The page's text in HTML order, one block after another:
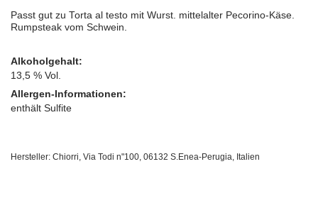
Passt gut zu Torta al testo mit Wurst. mittelalter Pecorino-Käse.
Rumpsteak vom Schwein.
Alkoholgehalt:
13,5 % Vol.
Allergen-Informationen:
enthält Sulfite
Hersteller: Chiorri, Via Todi n"100, 06132 S.Enea-Perugia, Italien